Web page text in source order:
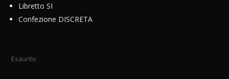
Libretto SI
Confezione DISCRETA
Esaurito